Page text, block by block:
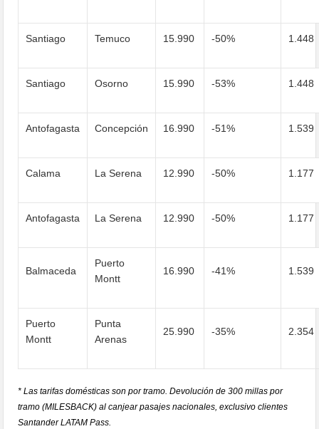
Santiago Temuco 15.990 -50% 1.448
Santiago Osorno 15.990 -53% 1.448
Antofagasta Concepción 16.990 -51% 1.539
Calama La Serena 12.990 -50% 1.177
Antofagasta La Serena 12.990 -50% 1.177
Balmaceda
Puerto
Montt
16.990 -41% 1.539
Puerto
Montt
Punta
Arenas
25.990 -35% 2.354
* Las tarifas domésticas son por tramo. Devolución de 300 millas por
tramo (MILESBACK) al canjear pasajes nacionales, exclusivo clientes
Santander LATAM Pass.